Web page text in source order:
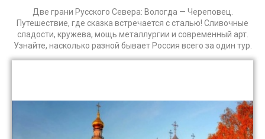
Две грани Русского Севера: Вологда — Череповец.
Путешествие, где сказка встречается с сталью! Сливочные
сладости, кружева, мощь металлургии и современный арт.
Узнайте, насколько разной бывает Россия всего за один тур.